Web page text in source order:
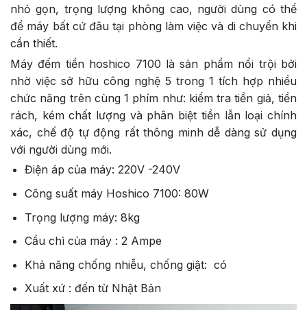
nhỏ gọn, trọng lượng không cao, người dùng có thể
để máy bất cứ đâu tại phòng làm việc và di chuyển khi
cần thiết.
Máy đếm tiền hoshico 7100 là sản phẩm nổi trội bởi
nhờ việc sở hữu công nghệ 5 trong 1 tích hợp nhiều
chức năng trên cùng 1 phím như: kiểm tra tiền giả, tiền
rách, kém chất lượng và phân biệt tiền lẫn loại chính
xác, chế độ tự động rất thông minh dễ dàng sử dụng
với người dùng mới.
Điện áp của máy: 220V -240V
Công suất máy Hoshico 7100: 80W
Trọng lượng máy: 8kg
Cầu chì của máy : 2 Ampe
Khả năng chống nhiễu, chống giật: có
Xuất xứ : đến từ Nhật Bản